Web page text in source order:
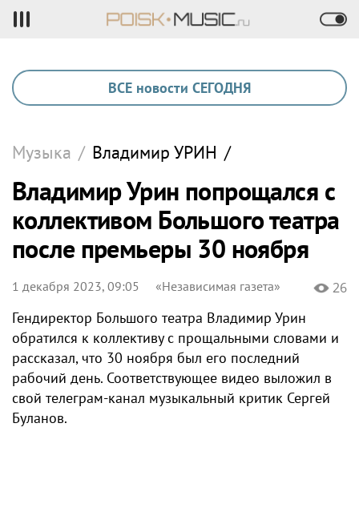
ВСЕ новости СЕГОДНЯ
Музыка / Владимир УРИН /
Владимир Урин попрощался с
коллективом Большого театра
после премьеры 30 ноября
1 декабря 2023, 09:05 «Независимая газета» 26
Гендиректор Большого театра Владимир Урин
обратился к коллективу с прощальными словами и
рассказал, что 30 ноября был его последний
рабочий день. Соответствующее видео выложил в
свой телеграм-канал музыкальный критик Сергей
Буланов.